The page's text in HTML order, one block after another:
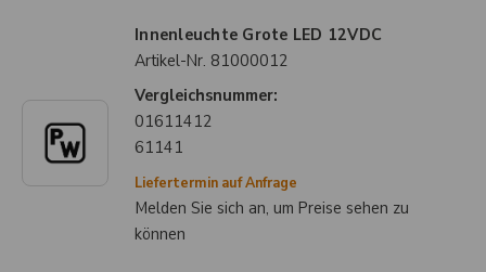
Innenleuchte Grote LED 12VDC
Artikel-Nr. 81000012
Vergleichsnummer:
01611412
61141
Liefertermin auf Anfrage
Melden Sie sich an, um Preise sehen zu
können